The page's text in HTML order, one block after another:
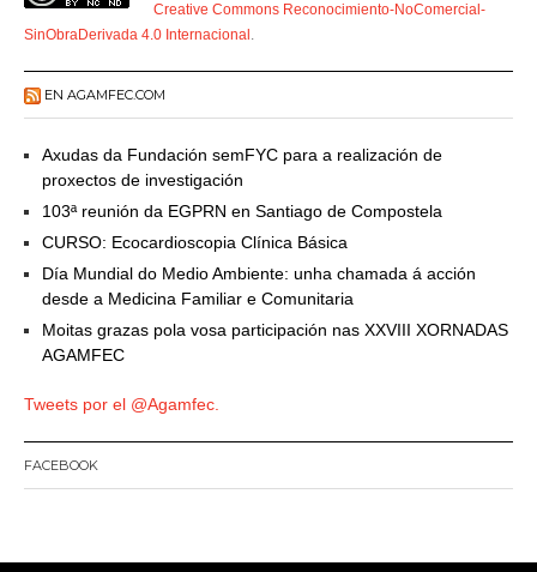
Creative Commons Reconocimiento-NoComercial-
SinObraDerivada 4.0 Internacional .
EN AGAMFEC.COM
Axudas da Fundación semFYC para a realización de
proxectos de investigación
103ª reunión da EGPRN en Santiago de Compostela
CURSO: Ecocardioscopia Clínica Básica
Día Mundial do Medio Ambiente: unha chamada á acción
desde a Medicina Familiar e Comunitaria
Moitas grazas pola vosa participación nas XXVIII XORNADAS
AGAMFEC
Tweets por el @Agamfec.
FACEBOOK